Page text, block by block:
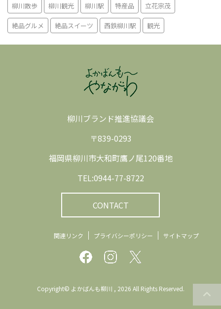
柳川散歩 柳川観光 柳川駅 特産品 立花宗茂
絶品グルメ 絶品スイーツ 西鉄柳川駅 観光
柳川ブランド推進協議会
〒839-0293
福岡県柳川市大和町鷹ノ尾120番地
TEL:0944-77-8722
CONTACT
関連リンク プライバシーポリシー サイトマップ
Copyright© よかばんも柳川 , 2026 All Rights Reserved.